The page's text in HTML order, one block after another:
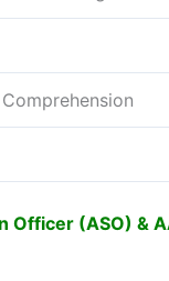
Comprehension
Officer (ASO) &